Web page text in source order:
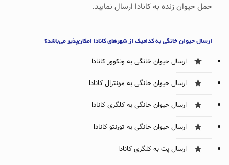
حمل حیوان زنده به کانادا ارسال نمایید.
ارسال حیوان خانگی به کدامیک از شهرهای کانادا امکان‌پذیر می‌باشد؟
ارسال حیوان خانگی به ونکوور کانادا
ارسال حیوان خانگی به مونترال کانادا
ارسال حیوان خانگی به کلگری کانادا
ارسال حیوان خانگی به تورنتو کانادا
ارسال پت به کلگری کانادا